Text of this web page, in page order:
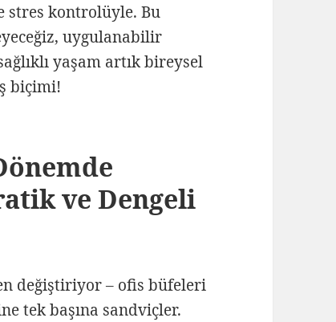
stres kontrolüyle. Bu
uygulanabilir
yaşam artık bireysel
biçimi!
ve Dengeli
değiştiriyor – ofis büfeleri
tek başına sandviçler.